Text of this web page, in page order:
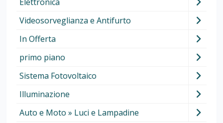
Videosorveglianza e Antifurto
In Offerta
primo piano
Sistema Fotovoltaico
Illuminazione
Auto e Moto » Luci e Lampadine